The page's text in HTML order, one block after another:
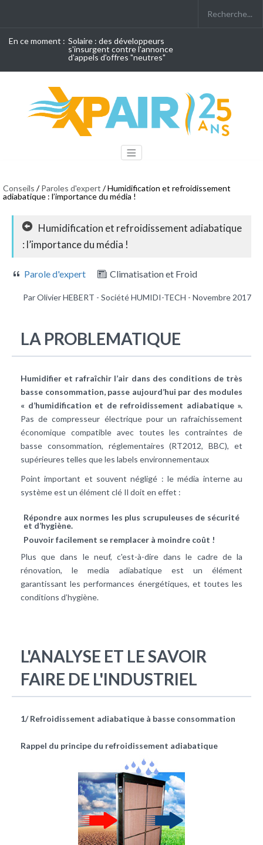
En ce moment : Solaire : des développeurs
s'insurgent contre l'annonce
d'appels d'offres "neutres"
Conseils /Paroles d'expert / Humidification et refroidissement
adiabatique : l’importance du média !
Humidification et refroidissement adiabatique
: l’importance du média !
Parole d'expert Climatisation et Froid
Par Olivier HEBERT - Société HUMIDI-TECH - Novembre 2017
LA PROBLEMATIQUE
Humidifier et rafraîchir l’air dans des conditions de très
basse consommation, passe aujourd’hui par des modules
« d’humidification et de refroidissement adiabatique ».
Pas de compresseur électrique pour un rafraichissement
économique compatible avec toutes les contraintes de
basse consommation, réglementaires (RT2012, BBC), et
supérieures telles que les labels environnementaux
Point important et souvent négligé : le média interne au
système est un élément clé Il doit en effet :
Répondre aux normes les plus scrupuleuses de sécurité
et d’hygiène.
Pouvoir facilement se remplacer à moindre coût !
Plus que dans le neuf, c'est-à-dire dans le cadre de la
rénovation, le media adiabatique est un élément
garantissant les performances énergétiques, et toutes les
conditions d’hygiène.
L'ANALYSE ET LE SAVOIR
FAIRE DE L'INDUSTRIEL
1/ Refroidissement adiabatique à basse consommation
Rappel du principe du refroidissement adiabatique